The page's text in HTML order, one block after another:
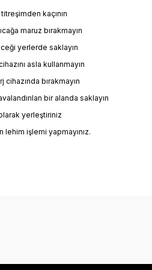
kaçının
maruz bırakmayın
yerlerde saklayın
asla kullanmayın
cihazında bırakmayın
bir alanda saklayın
yerleştiriniz
işlemi yapmayınız.
bozuk veya görüntülenemiyor.